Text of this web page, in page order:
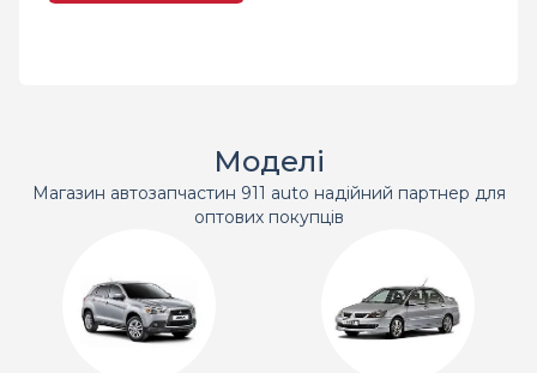
Моделі
Магазин автозапчастин 911 auto надійний партнер для
оптових покупців